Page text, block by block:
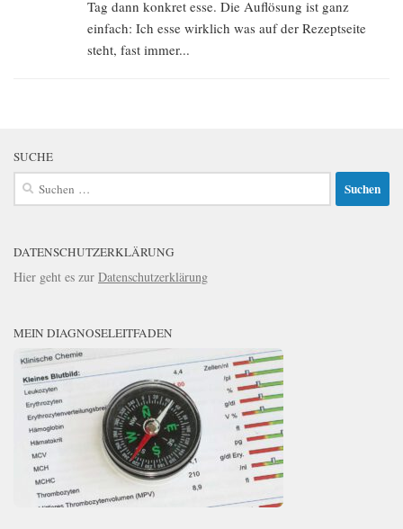
Tag dann konkret esse. Die Auflösung ist ganz
einfach: Ich esse wirklich was auf der Rezeptseite
steht, fast immer...
SUCHE
Suchen
nach:
DATENSCHUTZERKLÄRUNG
Hier geht es zur Datenschutzerklärung
MEIN DIAGNOSELEITFADEN